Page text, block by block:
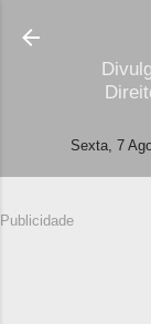
Sexta, 7
Publicidade